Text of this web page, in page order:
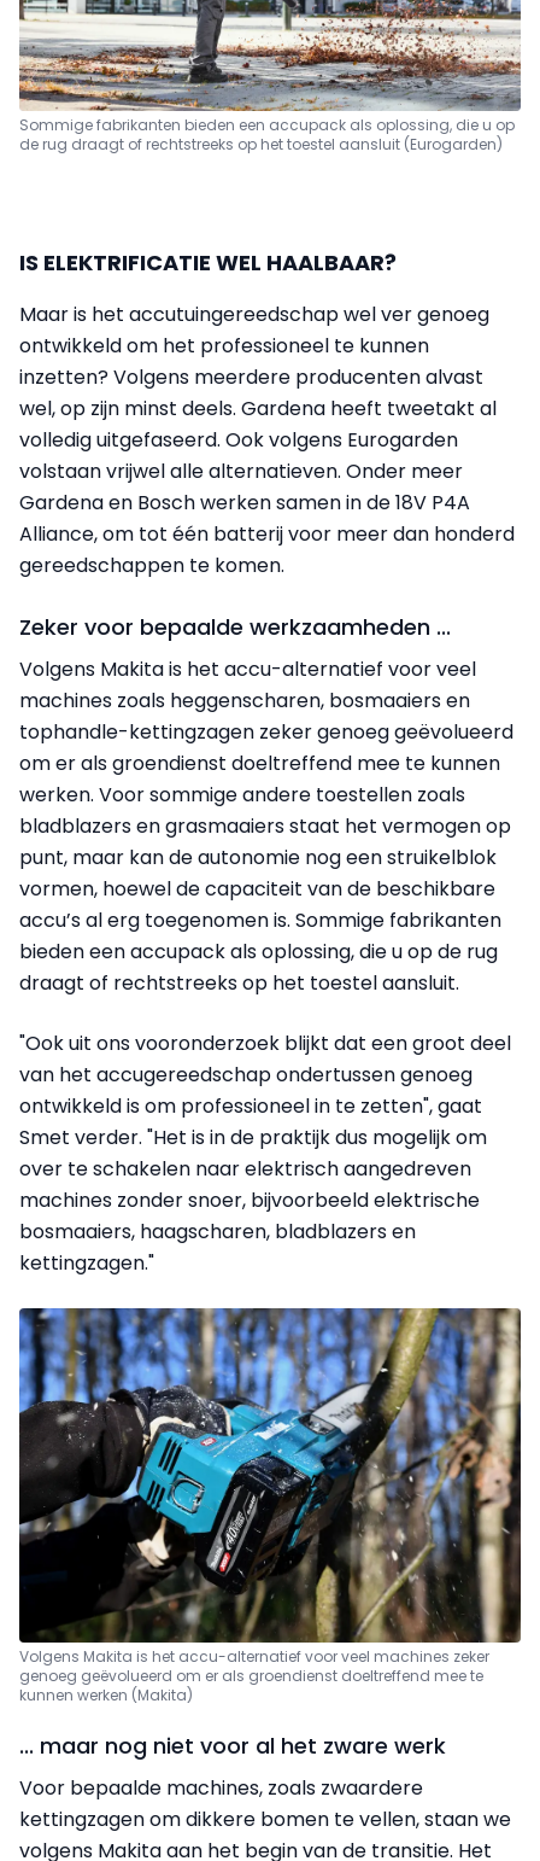
Sommige fabrikanten bieden een accupack als oplossing, die u op
de rug draagt of rechtstreeks op het toestel aansluit (Eurogarden)
IS ELEKTRIFICATIE WEL HAALBAAR?
Maar is het accutuingereedschap wel ver genoeg
ontwikkeld om het professioneel te kunnen
inzetten? Volgens meerdere producenten alvast
wel, op zijn minst deels. Gardena heeft tweetakt al
volledig uitgefaseerd. Ook volgens Eurogarden
volstaan vrijwel alle alternatieven. Onder meer
Gardena en Bosch werken samen in de 18V P4A
Alliance, om tot één batterij voor meer dan honderd
gereedschappen te komen.
Zeker voor bepaalde werkzaamheden ...
Volgens Makita is het accu-alternatief voor veel
machines zoals heggenscharen, bosmaaiers en
tophandle-kettingzagen zeker genoeg geëvolueerd
om er als groendienst doeltreffend mee te kunnen
werken. Voor sommige andere toestellen zoals
bladblazers en grasmaaiers staat het vermogen op
punt, maar kan de autonomie nog een struikelblok
vormen, hoewel de capaciteit van de beschikbare
accu’s al erg toegenomen is. Sommige fabrikanten
bieden een accupack als oplossing, die u op de rug
draagt of rechtstreeks op het toestel aansluit.
"Ook uit ons vooronderzoek blijkt dat een groot deel
van het accugereedschap ondertussen genoeg
ontwikkeld is om professioneel in te zetten", gaat
Smet verder. "Het is in de praktijk dus mogelijk om
over te schakelen naar elektrisch aangedreven
machines zonder snoer, bijvoorbeeld elektrische
bosmaaiers, haagscharen, bladblazers en
kettingzagen."
Volgens Makita is het accu-alternatief voor veel machines zeker
genoeg geëvolueerd om er als groendienst doeltreffend mee te
kunnen werken (Makita)
... maar nog niet voor al het zware werk
Voor bepaalde machines, zoals zwaardere
kettingzagen om dikkere bomen te vellen, staan we
volgens Makita aan het begin van de transitie. Het